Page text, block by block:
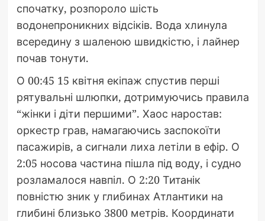
спочатку, розпороло шість
водонепроникних відсіків. Вода хлинула
всередину з шаленою швидкістю, і лайнер
почав тонути.
О 00:45 15 квітня екіпаж спустив перші
рятувальні шлюпки, дотримуючись правила
“жінки і діти першими”. Хаос наростав:
оркестр грав, намагаючись заспокоїти
пасажирів, а сигнали лиха летіли в ефір. О
2:05 носова частина пішла під воду, і судно
розламалося навпіл. О 2:20 Титанік
повністю зник у глибинах Атлантики на
глибині близько 3800 метрів. Координати